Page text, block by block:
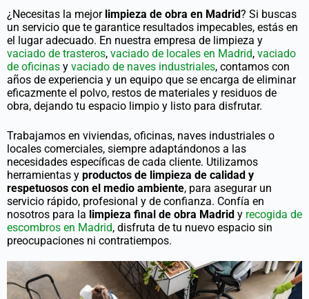
¿Necesitas la mejor limpieza de obra en Madrid? Si buscas
un servicio que te garantice resultados impecables, estás en
el lugar adecuado. En nuestra empresa de limpieza y
vaciado de trasteros, vaciado de locales en Madrid, vaciado
de oficinas y vaciado de naves industriales, contamos con
años de experiencia y un equipo que se encarga de eliminar
eficazmente el polvo, restos de materiales y residuos de
obra, dejando tu espacio limpio y listo para disfrutar.
Trabajamos en viviendas, oficinas, naves industriales o
locales comerciales, siempre adaptándonos a las
necesidades específicas de cada cliente. Utilizamos
herramientas y productos de limpieza de calidad y
respetuosos con el medio ambiente, para asegurar un
servicio rápido, profesional y de confianza. Confía en
nosotros para la limpieza final de obra Madrid y recogida de
escombros en Madrid, disfruta de tu nuevo espacio sin
preocupaciones ni contratiempos.